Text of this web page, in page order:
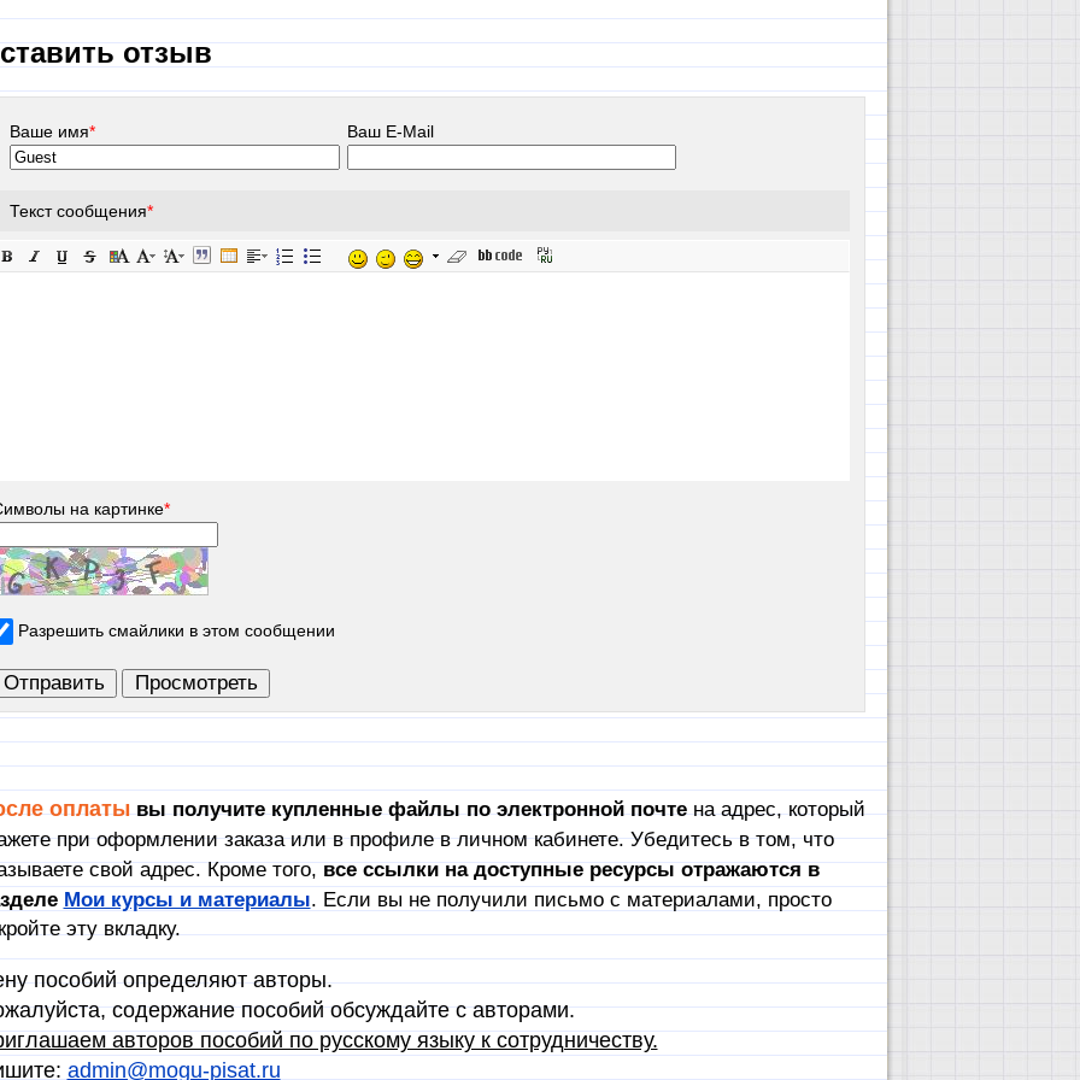
отзыв
Ваше имя* Ваш E-Mail
Текст сообщения*
на картинке*
Разрешить смайлики в этом сообщении
оплатывы получите купленные файлы по электронной почтена адрес, который
при оформлении заказа или в профиле в личном кабинете. Убедитесь в том, что
свой адрес. Кроме того,все ссылки на доступные ресурсы отражаются в
Мои курсы и материалы. Если вы не получили письмо с материалами, просто
эту вкладку.
пособий определяют авторы.
содержание пособий обсуждайте с авторами.
авторов пособий по русскому языку к сотрудничеству.
admin@mogu-pisat.ru